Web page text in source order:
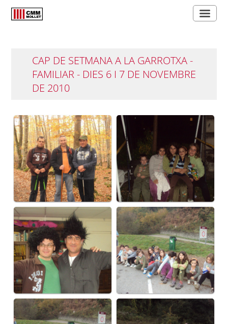
CAP DE SETMANA A LA GARROTXA -
FAMILIAR - DIES 6 I 7 DE NOVEMBRE
DE 2010